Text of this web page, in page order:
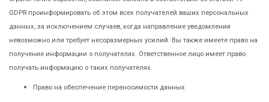
GDPR проинформировать об этом всех получателей ваших персональных
данных, за исключением случаев, когда направление уведомления
невозможно или требует несоразмерных усилий. Вы также имеете право на
получение информации о получателях. Ответственное лицо имеет право
получать информацию о таких получателях.
Право на обеспечение переносимости данных